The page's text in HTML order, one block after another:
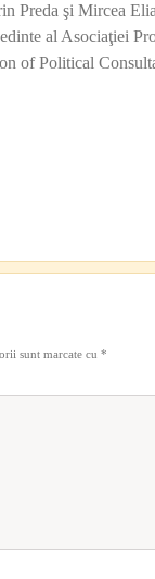
Preda şi Mircea
al Asociaţiei
of Political
sunt marcate cu *